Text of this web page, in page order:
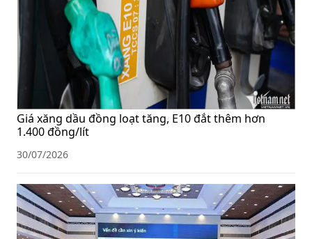
Giá xăng dầu đồng loạt tăng, E10 đắt thêm hơn
1.400 đồng/lít
30/07/2026